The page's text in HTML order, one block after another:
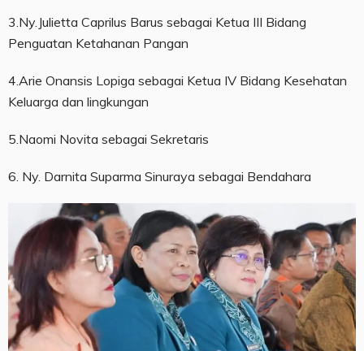
3.Ny.Julietta Caprilus Barus sebagai Ketua III Bidang
Penguatan Ketahanan Pangan
4.Arie Onansis Lopiga sebagai Ketua IV Bidang Kesehatan
Keluarga dan lingkungan
5.Naomi Novita sebagai Sekretaris
6. Ny. Darnita Suparma Sinuraya sebagai Bendahara